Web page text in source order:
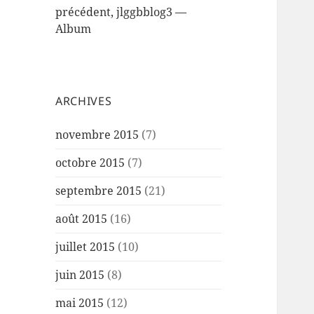
précédent, jlggbblog3 —
Album
ARCHIVES
novembre 2015 (7)
octobre 2015 (7)
septembre 2015 (21)
août 2015 (16)
juillet 2015 (10)
juin 2015 (8)
mai 2015 (12)